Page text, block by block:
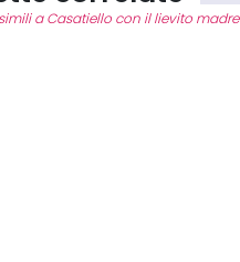
a Casatiello con il lievito madre